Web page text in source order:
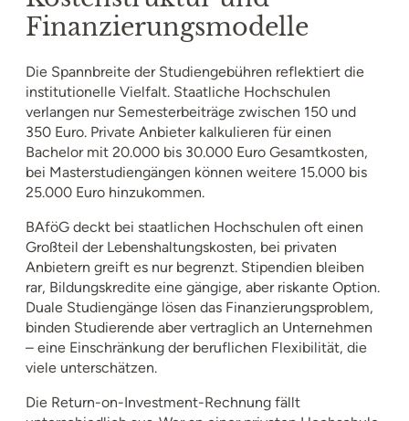
Finanzierungsmodelle
Die Spannbreite der Studiengebühren reflektiert die
institutionelle Vielfalt. Staatliche Hochschulen
verlangen nur Semesterbeiträge zwischen 150 und
350 Euro. Private Anbieter kalkulieren für einen
Bachelor mit 20.000 bis 30.000 Euro Gesamtkosten,
bei Masterstudiengängen können weitere 15.000 bis
25.000 Euro hinzukommen.
BAföG deckt bei staatlichen Hochschulen oft einen
Großteil der Lebenshaltungskosten, bei privaten
Anbietern greift es nur begrenzt. Stipendien bleiben
rar, Bildungskredite eine gängige, aber riskante Option.
Duale Studiengänge lösen das Finanzierungsproblem,
binden Studierende aber vertraglich an Unternehmen
– eine Einschränkung der beruflichen Flexibilität, die
viele unterschätzen.
Die Return-on-Investment-Rechnung fällt